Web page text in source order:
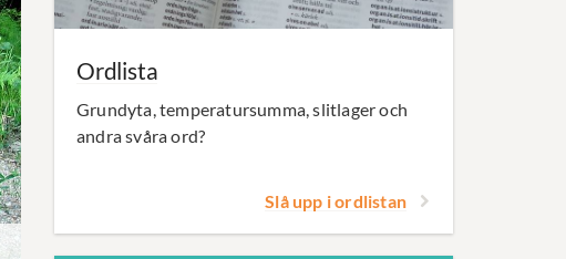
Ordlista
Grundyta, temperatursumma, slitlager och
andra svåra ord?
Slå upp i ordlistan